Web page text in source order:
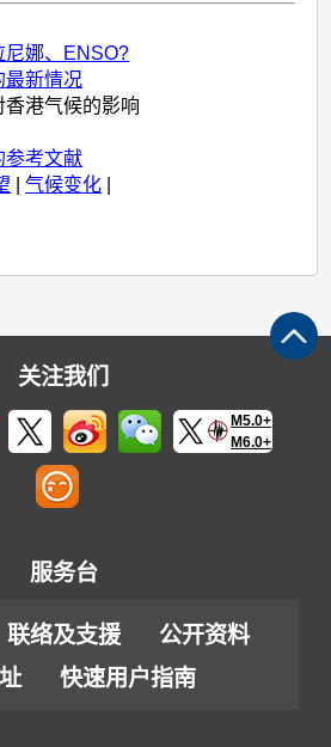
尼娜、ENSO?
最新情况
香港气候的影响
参考文献
|气候变化
关注我们
M5.0+
M6.0+
服务台
联络及支援
公开资料
快速用户指南